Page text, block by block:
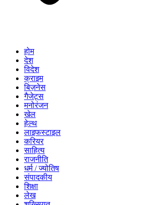
होम
देश
विदेश
क्राइम
बिज़नेस
गैजेट्स
मनोरंजन
खेल
हेल्थ
लाइफस्टाइल
करियर
साहित्य
राजनीति
धर्म / ज्योतिष
संपादकीय
शिक्षा
लेख